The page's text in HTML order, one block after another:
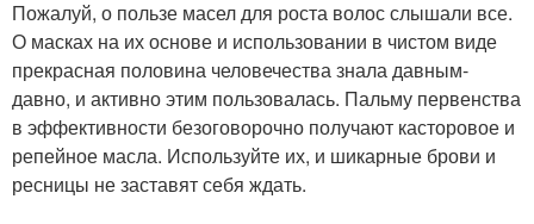
Пожалуй, о пользе масел для роста волос слышали все.
О масках на их основе и использовании в чистом виде
прекрасная половина человечества знала давным-
давно, и активно этим пользовалась. Пальму первенства
в эффективности безоговорочно получают касторовое и
репейное масла. Используйте их, и шикарные брови и
ресницы не заставят себя ждать.